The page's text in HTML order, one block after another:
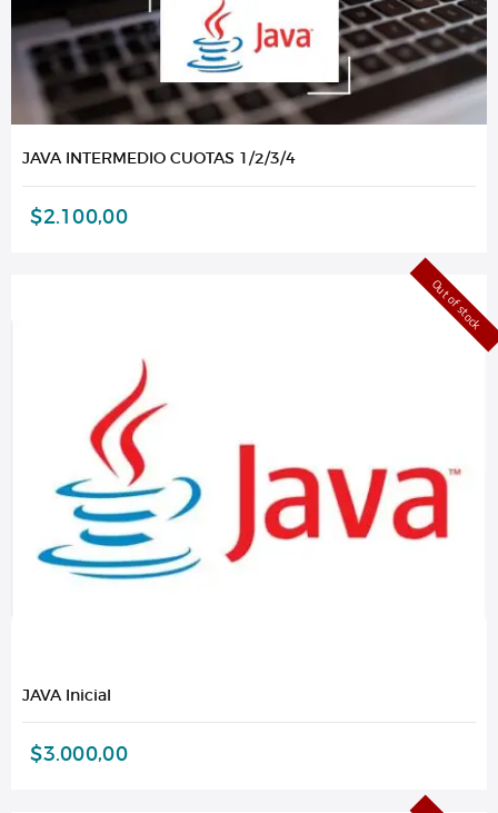
JAVA INTERMEDIO CUOTAS 1/2/3/4
$2.100,00
Out of stock
JAVA Inicial
$3.000,00